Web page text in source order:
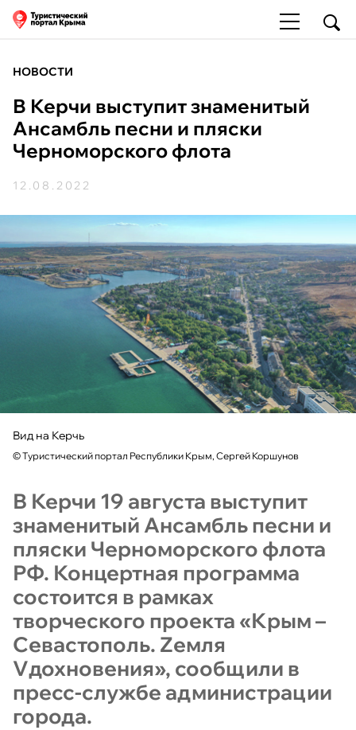
НОВОСТИ
В Керчи выступит знаменитый
Ансамбль песни и пляски
Черноморского флота
12.08.2022
Вид на Керчь
©Туристический портал Республики Крым, Сергей Коршунов
В Керчи 19 августа выступит
знаменитый Ансамбль песни и
пляски Черноморского флота
РФ. Концертная программа
состоится в рамках
творческого проекта «Крым –
Севастополь. Zемля
Vдохновения», сообщили в
пресс-службе администрации
города.